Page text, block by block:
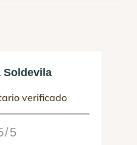
Soldevila
verificado
5